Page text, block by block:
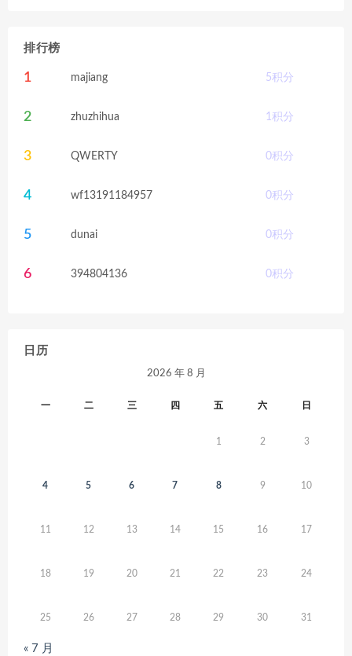
排行榜
1 majiang 5积分
2 zhuzhihua 1积分
3 QWERTY 0积分
4 wf13191184957 0积分
5 dunai 0积分
6 394804136 0积分
日历
2026 年 8 月
一 二 三 四 五 六 日
1 2 3
4 5 6 7 8 9 10
11 12 13 14 15 16 17
18 19 20 21 22 23 24
25 26 27 28 29 30 31
« 7 月